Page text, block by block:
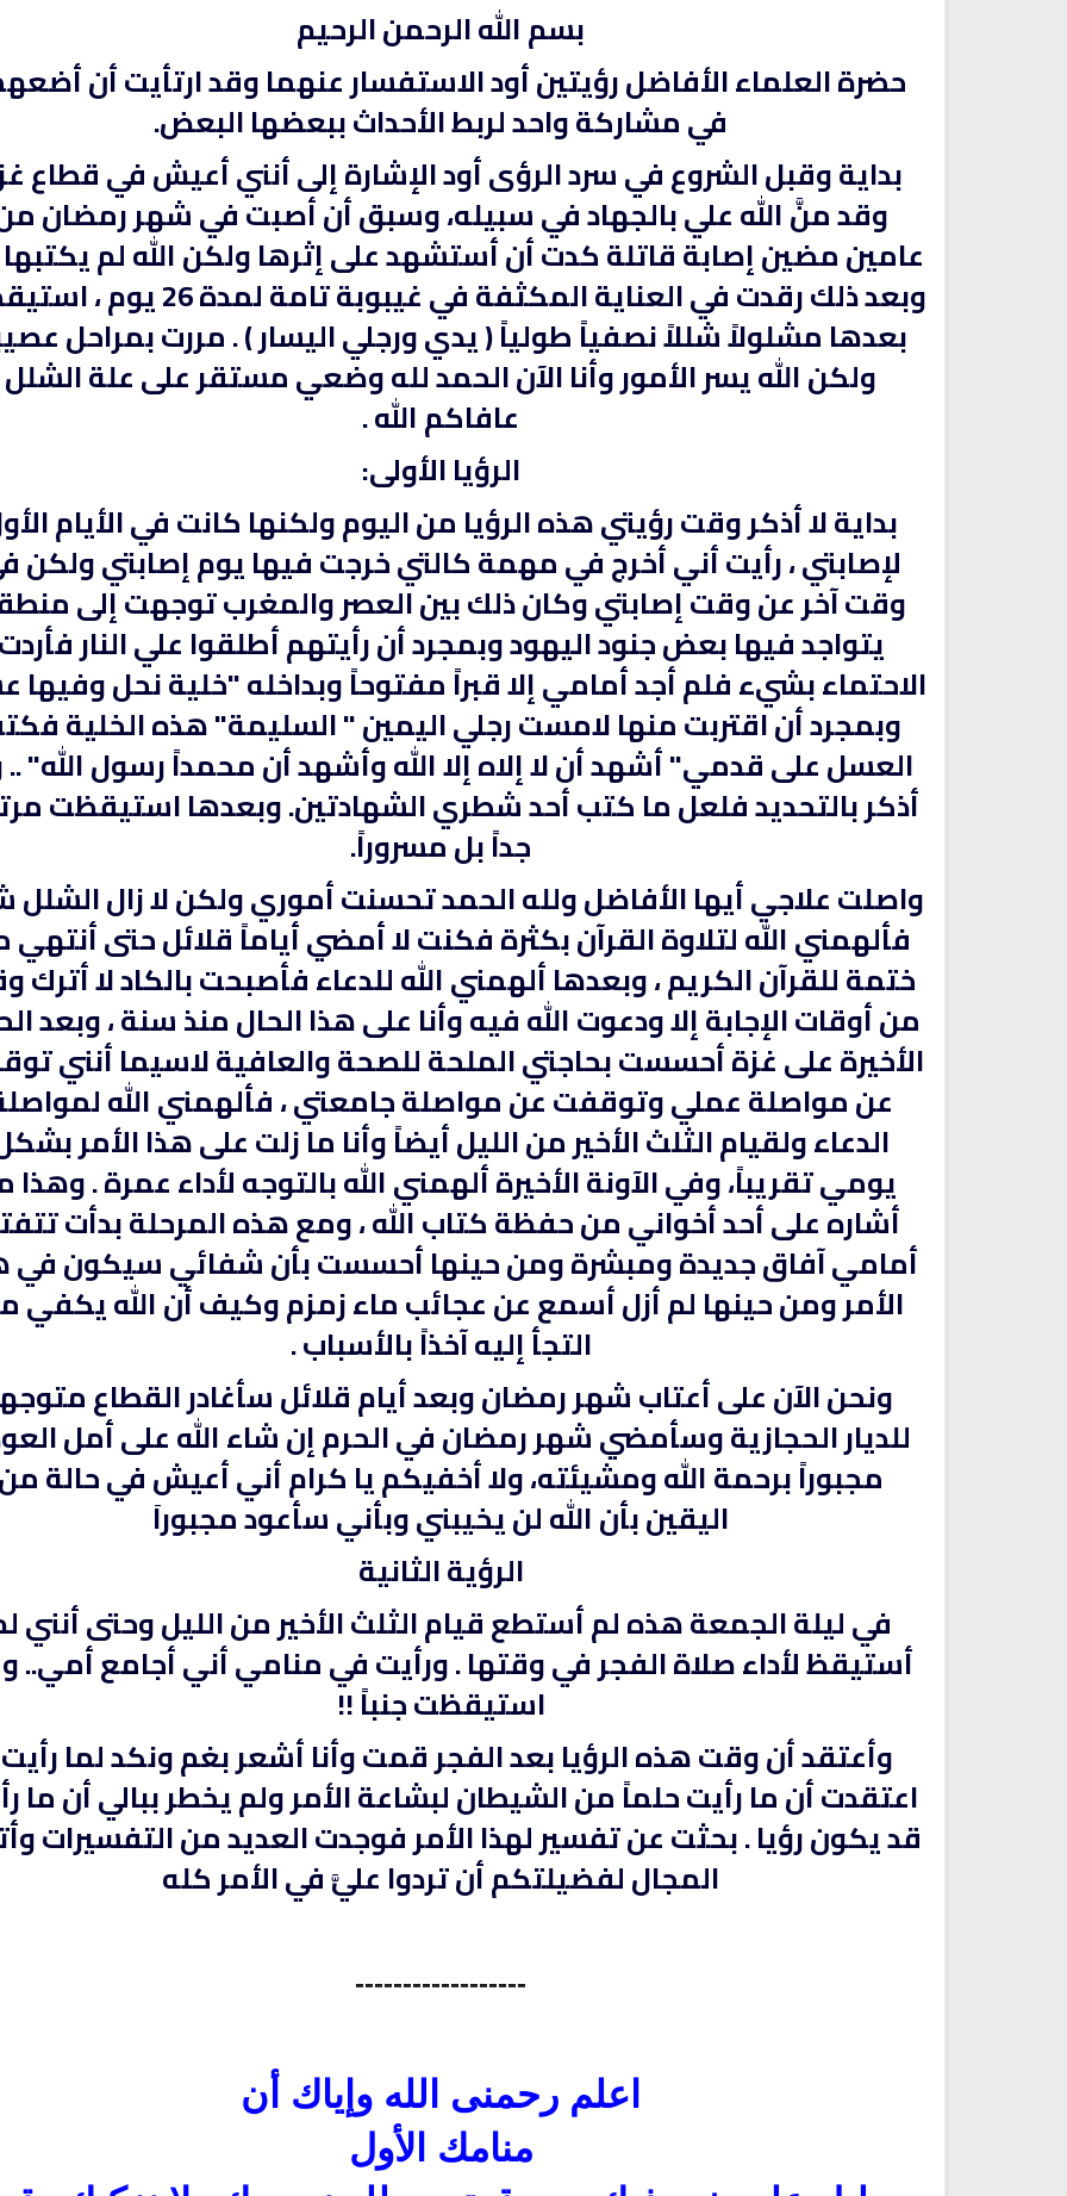
بسم الله الرحمن الرحيم
حضرة العلماء الأفاضل رؤيتين أود الاستفسار عنهما وقد ارتأيت أن
في مشاركة واحد لربط الأحداث ببعضها البعض.
بداية وقبل الشروع في سرد الرؤى أود الإشارة إلى أنني أعيش في قطاع
وقد منَّ الله علي بالجهاد في سبيله، وسبق أن أصبت في شهر رمضان
عامين مضين إصابة قاتلة كدت أن أستشهد على إثرها ولكن الله لم يكتبها
وبعد ذلك رقدت في العناية المكثفة في غيبوبة تامة
بعدها مشلولاً شللاً نصفياً طولياً ( يدي ورجلي اليسار ) . مررت بمراحل
ولكن الله يسر الأمور وأنا الآن الحمد لله وضعي مستقر على علة الشلل
عافاكم الله .
الرؤيا الأولى:
بداية لا أذكر وقت رؤيتي هذه الرؤيا من اليوم ولكنها كانت في الأيام
لإصابتي ، رأيت أني أخرج في مهمة كالتي خرجت فيها يوم إصابتي ولكن
وقت آخر عن وقت إصابتي وكان ذلك بين العصر والمغرب توجهت إلى
يتواجد فيها بعض جنود اليهود وبمجرد أن رأيتهم أطلقوا علي النار فأردت
الاحتماء بشيء فلم أجد أمامي إلا قبراً مفتوحاً وبداخله "خلية نحل
وبمجرد أن اقتربت منها لامست رجلي اليمين " السليمة" هذه الخلية
العسل على قدمي" أشهد أن لا إلاه إلا الله وأشهد أن محمداً رسول الله" ..
أذكر بالتحديد فلعل ما كتب أحد شطري الشهادتين. وبعدها استيقظت
جداً بل مسروراً.
واصلت علاجي أيها الأفاضل ولله الحمد تحسنت أموري ولكن لا زال الشلل
فألهمني الله لتلاوة القرآن بكثرة فكنت لا أمضي أياماً قلائل حتى
ختمة للقرآن الكريم ، وبعدها ألهمني الله للدعاء فأصبحت بالكاد لا أترك
من أوقات الإجابة إلا ودعوت الله فيه وأنا على هذا الحال منذ سنة ، وبعد
الأخيرة على غزة أحسست بحاجتي الملحة للصحة والعافية لاسيما أنني
عن مواصلة عملي وتوقفت عن مواصلة جامعتي ، فألهمني الله
الدعاء ولقيام الثلث الأخير من الليل أيضاً وأنا ما زلت على هذا الأمر
يومي تقريباً، وفي الآونة الأخيرة ألهمني الله بالتوجه لأداء عمرة . وهذا
أشاره على أحد أخواني من حفظة كتاب الله ، ومع هذه المرحلة بدأت
أمامي آفاق جديدة ومبشرة ومن حينها أحسست بأن شفائي سيكون في
الأمر ومن حينها لم أزل أسمع عن عجائب ماء زمزم وكيف أن الله يكفي
التجأ إليه آخذاً بالأسباب .
ونحن الآن على أعتاب شهر رمضان وبعد أيام قلائل سأغادر القطاع
للديار الحجازية وسأمضي شهر رمضان في الحرم إن شاء الله على أمل
مجبوراً برحمة الله ومشيئته، ولا أخفيكم يا كرام أني أعيش في حالة من
اليقين بأن الله لن يخيبني وبأني سأعود مجبوراَ
الرؤية الثانية
في ليلة الجمعة هذه لم أستطع قيام الثلث الأخير من الليل وحتى أنني
أستيقظ لأداء صلاة الفجر في وقتها . ورأيت في منامي أني أجامع أمي..
استيقظت جنباً !!
وأعتقد أن وقت هذه الرؤيا بعد الفجر قمت وأنا أشعر بغم ونكد لما رأيت
اعتقدت أن ما رأيت حلماً من الشيطان لبشاعة الأمر ولم يخطر ببالي أن ما
قد يكون رؤيا . بحثت عن تفسير لهذا الأمر فوجدت العديد من التفسيرات
المجال لفضيلتكم أن تردوا عليَّ في الأمر كله
------------------
اعلم رحمنى الله وإياك أن
منامك الأول
تلاوة جديدة للشيخ مشاري
العفاسي تهتز لها القلوب
تلاوات منوعة ترجمة معاني القرآن صوت الى اللغة
التاميلية
الترجمات الصوتية لمعاني
الترجمة الصوتية لمعاني القرآن الى
اللغة الفارسية
الترجمات الصوتية لمعاني
القرآن Mp3
12484 | 2024-05-29
ترجمة معاني القرآن
اللغة
الترجمات الصوتية
القرآن Mp3
راديو الشيخ ياسر الدوسري للقران اذاعة القران الكريم من لبنان - البث
المباشر
القران الكريم مرتل بصوت الشيخ عبد
الباسط
راديو الشيخ محمود علي
الكريم
السيرة النبوية للأطفال والناشئة
السيرة النبوية المستوى الأول